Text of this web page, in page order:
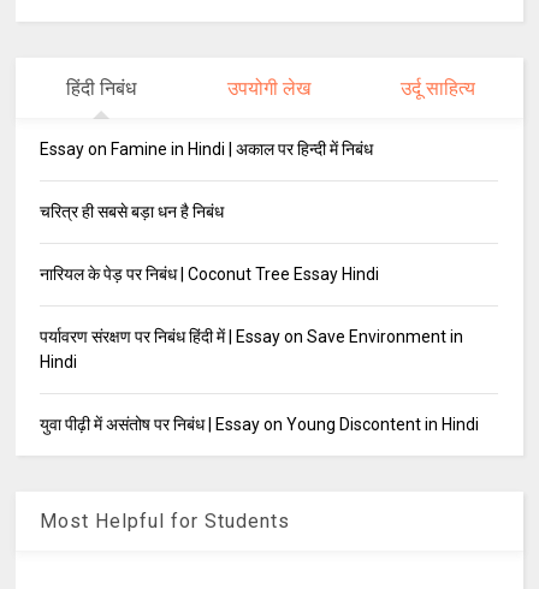
हिंदी निबंध उपयोगी लेख उर्दू साहित्य
Essay on Famine in Hindi | अकाल पर हिन्दी में निबंध
चरित्र ही सबसे बड़ा धन है निबंध
नारियल के पेड़ पर निबंध | Coconut Tree Essay Hindi
पर्यावरण संरक्षण पर निबंध हिंदी में | Essay on Save Environment in
Hindi
युवा पीढ़ी में असंतोष पर निबंध | Essay on Young Discontent in Hindi
Most Helpful for Students